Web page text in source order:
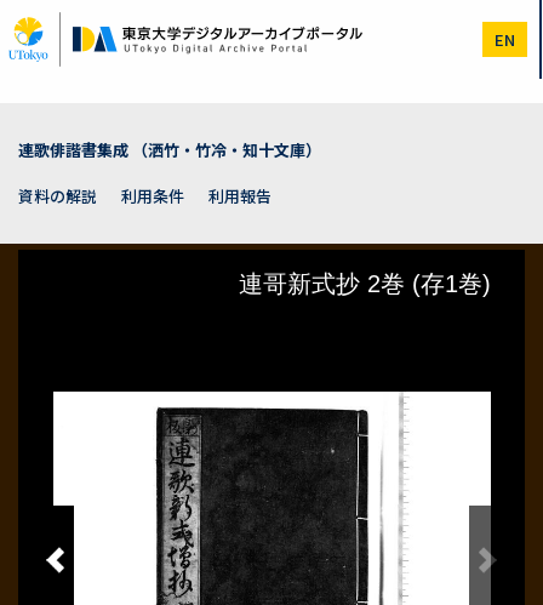
イ
ン
EN
連歌俳諧書集成 （洒竹・竹冷・知十文庫）
資料の解説
利用条件 利用報告